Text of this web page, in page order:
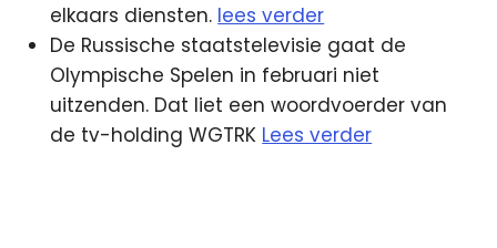
elkaars diensten. lees verder
De Russische staatstelevisie gaat de
Olympische Spelen in februari niet
uitzenden. Dat liet een woordvoerder van
de tv-holding WGTRK Lees verder